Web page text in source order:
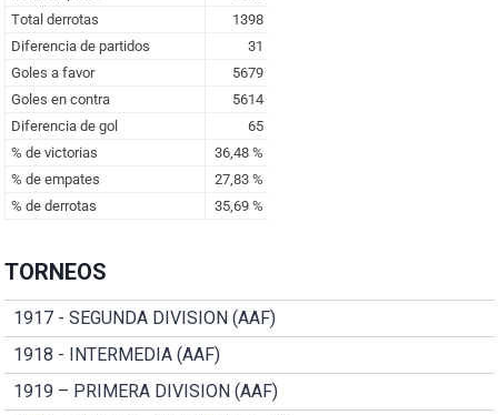
TORNEOS
1917 - SEGUNDA DIVISION (AAF)
1918 - INTERMEDIA (AAF)
1919 – PRIMERA DIVISION (AAF)